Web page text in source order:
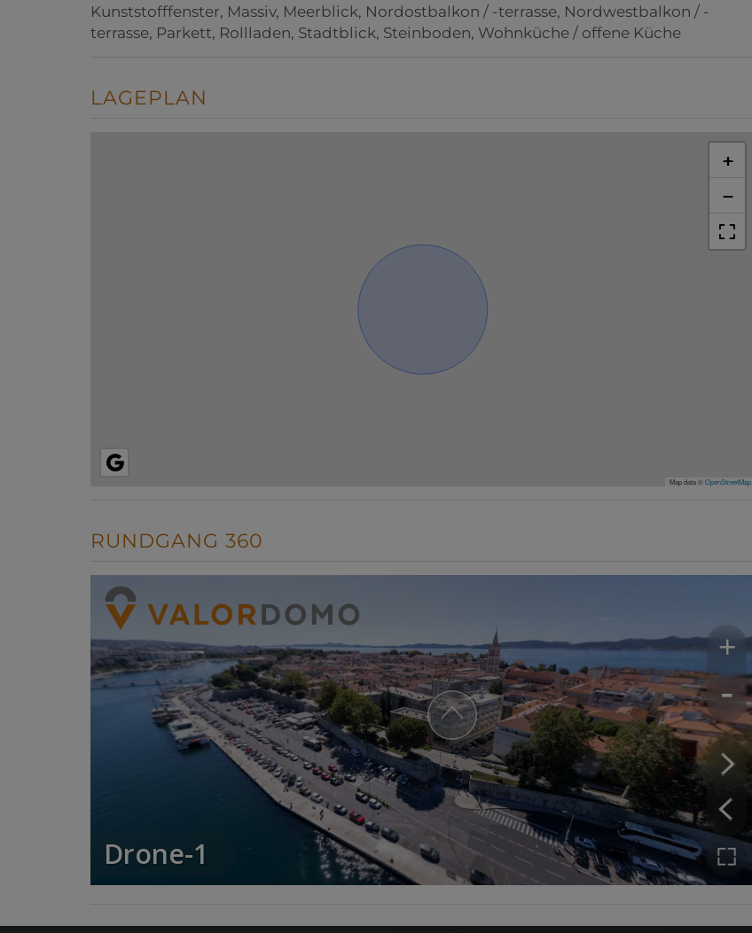
Kunststofffenster Massiv Meerblick Nordostbalkon / -terrasse Nordwestbalkon / -
terrasse Parkett Rollladen Stadtblick Steinboden Wohnküche / offene Küche
LAGEPLAN
+
−
Map data ©OpenStreetMap
RUNDGANG 360